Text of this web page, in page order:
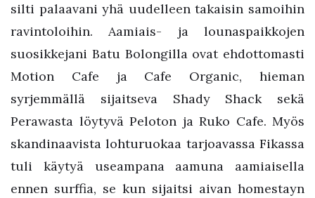
silti palaavani yhä uudelleen takaisin samoihin
ravintoloihin. Aamiais- ja lounaspaikkojen
suosikkejani Batu Bolongilla ovat ehdottomasti
Motion Cafe ja Cafe Organic, hieman
syrjemmällä sijaitseva Shady Shack sekä
Perawasta löytyvä Peloton ja Ruko Cafe. Myös
skandinaavista lohturuokaa tarjoavassa Fikassa
tuli käytyä useampana aamuna aamiaisella
ennen surffia, se kun sijaitsi aivan homestayn